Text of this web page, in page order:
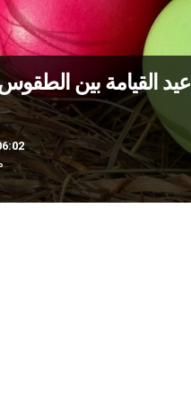
عيد القيامة بين